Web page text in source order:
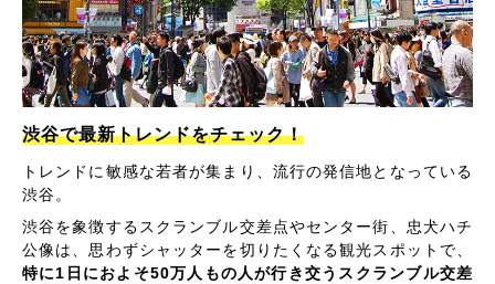
渋谷で最新トレンドをチェック！
トレンドに敏感な若者が集まり、流行の発信地となっている
渋谷。
渋谷を象徴するスクランブル交差点やセンター街、忠犬ハチ
公像は、思わずシャッターを切りたくなる観光スポットで、
特に1日におよそ50万人もの人が行き交うスクランブル交差